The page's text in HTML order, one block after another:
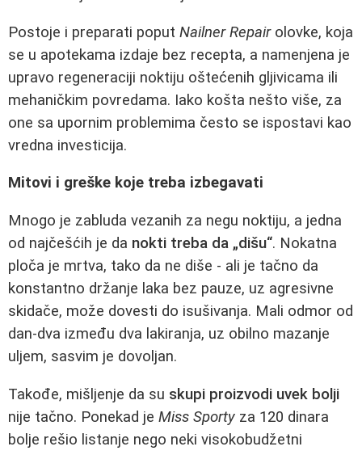
Postoje i preparati poput Nailner Repairolovke, koja
se u apotekama izdaje bez recepta, a namenjena je
upravo regeneraciji noktiju oštećenih gljivicama ili
mehaničkim povredama. Iako košta nešto više, za
one sa upornim problemima često se ispostavi kao
vredna investicija.
Mitovi i greške koje treba izbegavati
Mnogo je zabluda vezanih za negu noktiju, a jedna
od najčešćih je da nokti treba da „dišu“. Nokatna
ploča je mrtva, tako da ne diše - ali je tačno da
konstantno držanje laka bez pauze, uz agresivne
skidače, može dovesti do isušivanja. Mali odmor od
dan-dva između dva lakiranja, uz obilno mazanje
uljem, sasvim je dovoljan.
Takođe, mišljenje da su skupi proizvodi uvek bolji
nije tačno. Ponekad je Miss Sporty za 120 dinara
bolje rešio listanje nego neki visokobudžetni